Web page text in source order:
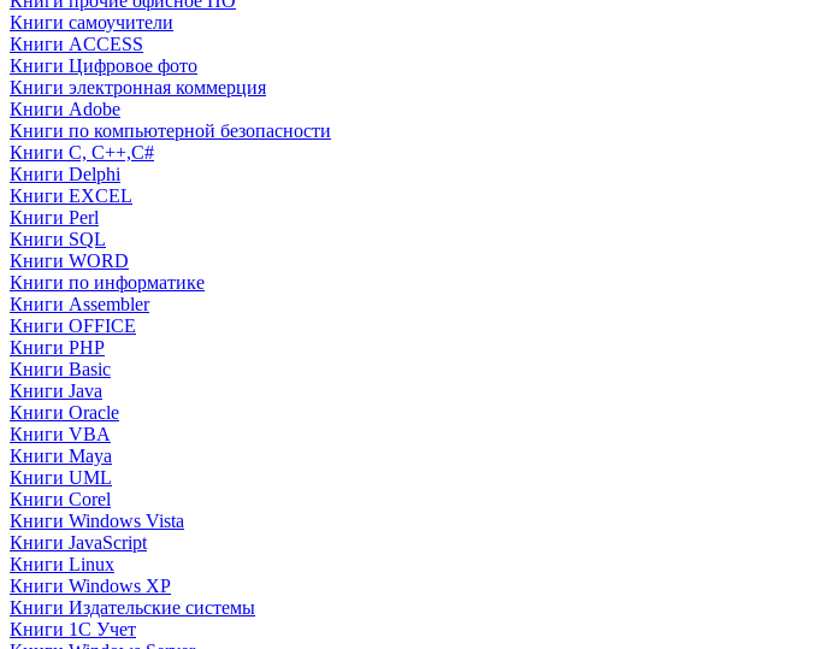
Книги самоучители
Книги ACCESS
Книги Цифровое фото
Книги электронная коммерция
Книги Adobe
Книги по компьютерной безопасности
Книги C, C++,С#
Книги Delphi
Книги EXCEL
Книги Perl
Книги SQL
Книги WORD
Книги по информатике
Книги Assembler
Книги OFFICE
Книги PHP
Книги Basic
Книги Java
Книги Oracle
Книги VBA
Книги Maya
Книги UML
Книги Corel
Книги Windows Vista
Книги JavaScript
Книги Linux
Книги Windows XP
Книги Издательские системы
Книги 1C Учет